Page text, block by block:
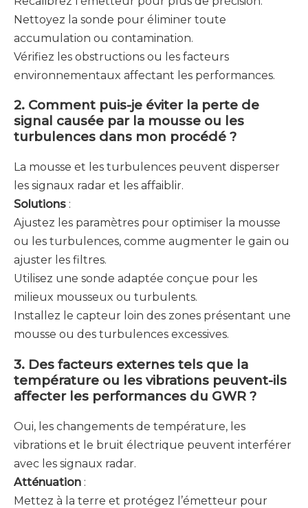
Nettoyez la sonde pour éliminer toute
accumulation ou contamination.
Vérifiez les obstructions ou les facteurs
environnementaux affectant les performances.
2. Comment puis-je éviter la perte de
signal causée par la mousse ou les
turbulences dans mon procédé ?
La mousse et les turbulences peuvent disperser
les signaux radar et les affaiblir.
Solutions :
Ajustez les paramètres pour optimiser la mousse
ou les turbulences, comme augmenter le gain ou
ajuster les filtres.
Utilisez une sonde adaptée conçue pour les
milieux mousseux ou turbulents.
Installez le capteur loin des zones présentant une
mousse ou des turbulences excessives.
3. Des facteurs externes tels que la
température ou les vibrations peuvent-ils
affecter les performances du GWR ?
Oui, les changements de température, les
vibrations et le bruit électrique peuvent interférer
avec les signaux radar.
Atténuation :
Mettez à la terre et protégez l’émetteur pour